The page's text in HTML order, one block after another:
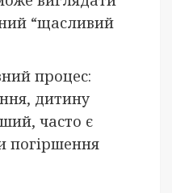
“щасливий
процес:
дитину
часто є
погіршення